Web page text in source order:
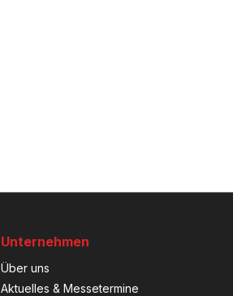
Unternehmen
Über uns
Aktuelles & Messetermine